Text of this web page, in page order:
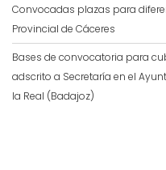
Convocadas plazas para
Provincial de Cáceres
Bases de convocatoria para
adscrito a Secretaría en el
la Real (Badajoz)